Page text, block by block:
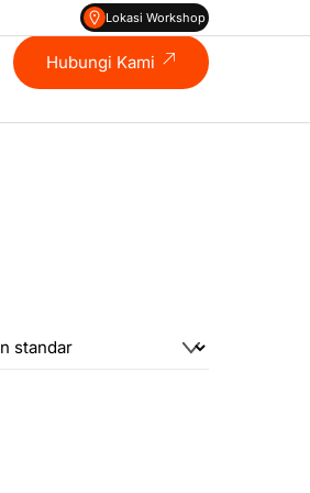
Lokasi Workshop
SearchHubungi Kami